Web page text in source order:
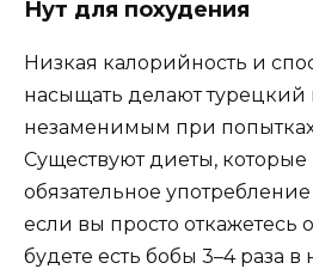
Нут для похудения
Низкая калорийность и
насыщать делают турецкий
незаменимым при попытках
Существуют диеты,
обязательное
если вы просто
будете есть бобы 3–4 раза